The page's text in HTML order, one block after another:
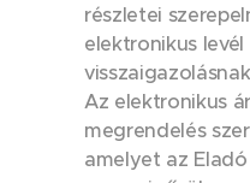
részletei
elektronikus
Az elektronikus
megrendelés
amelyet az